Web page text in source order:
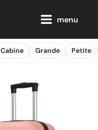
menu
Cabine Grande Petite